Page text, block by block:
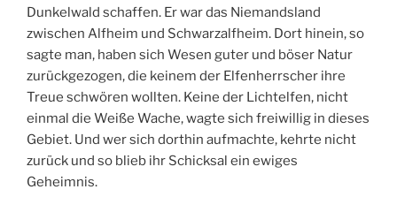
Dunkelwald schaffen. Er war das Niemandsland
zwischen Alfheim und Schwarzalfheim. Dort hinein, so
sagte man, haben sich Wesen guter und böser Natur
zurückgezogen, die keinem der Elfenherrscher ihre
Treue schwören wollten. Keine der Lichtelfen, nicht
einmal die Weiße Wache, wagte sich freiwillig in dieses
Gebiet. Und wer sich dorthin aufmachte, kehrte nicht
zurück und so blieb ihr Schicksal ein ewiges
Geheimnis.